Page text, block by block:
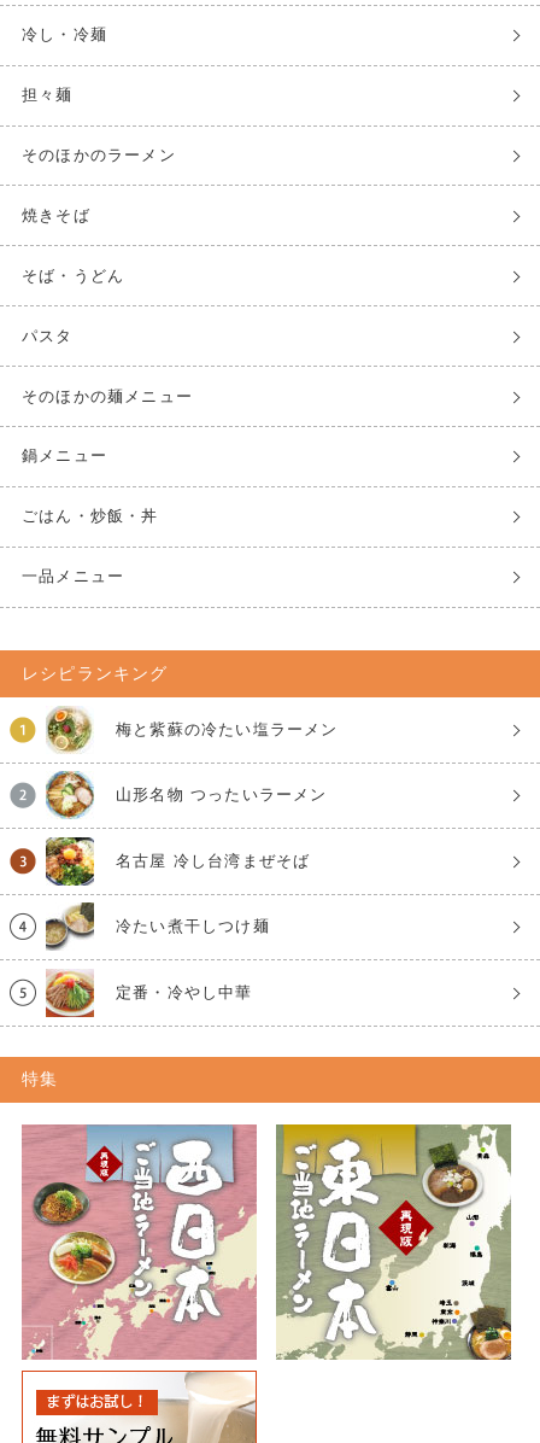
冷し・冷麺
担々麺
そのほかのラーメン
焼きそば
そば・うどん
パスタ
そのほかの麺メニュー
鍋メニュー
ごはん・炒飯・丼
一品メニュー
レシピランキング
梅と紫蘇の冷たい塩ラーメン
山形名物 つったいラーメン
名古屋 冷し台湾まぜそば
冷たい煮干しつけ麺
定番・冷やし中華
特集